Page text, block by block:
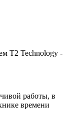
T2 Technology -
работы, в
времени